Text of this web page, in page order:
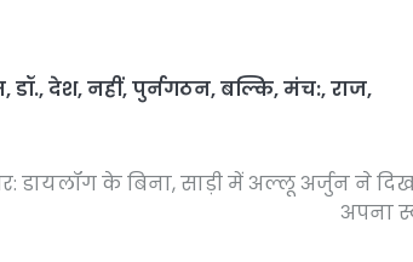
,डॉ.,देश,नहीं,पुर्नगठन,बल्कि,मंच:,राज,
डायलॉग के बिना, साड़ी में अल्लू अर्जुन ने
अपना